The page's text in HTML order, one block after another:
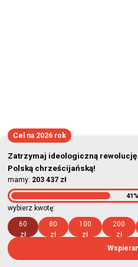
Cel na 2026 rok
Zatrzymaj ideologiczną
Polską chrześcijańską!
mamy: 203 437 zł
41%
wybierz kwotę:
60
zł
80
zł
100
zł
200
zł